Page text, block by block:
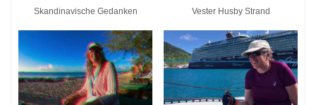
Skandinavische Gedanken Vester Husby Strand